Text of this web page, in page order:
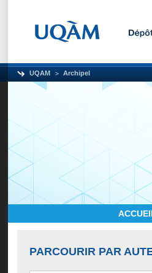
UQAM Archipel
PARCOURIR PAR